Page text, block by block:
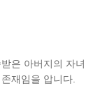
은 아버지의 자녀
재임을 압니다.